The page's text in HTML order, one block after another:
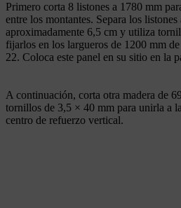
Primero corta 8 listones a 1780 mm
entre los montantes. Separa los
aproximadamente 6,5 cm y utiliza
fijarlos en los largueros de 1200 mm
22. Coloca este panel en su sitio en la
A continuación, corta otra madera de
tornillos de 3,5 × 40 mm para unirla a
centro de refuerzo vertical.